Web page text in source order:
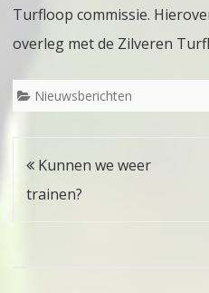
Turfloop commissie.
overleg met de Zilveren
Nieuwsberichten
Bericht
navigatie
Kunnen we weer
trainen?